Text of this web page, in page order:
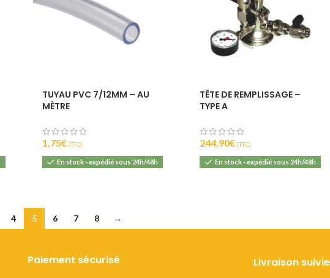
TUYAU PVC 7/12MM – AU
MÈTRE
1,75€(T.T.C).
En stock - expédié sous 24h/48h
TÊTE DE REMPLISSAGE –
TYPE A
244,90€ (T.T.C).
En stock - expédié sous 24h/48h
4 5 6 7 8 →
Paiement sécurisé Livraison suivie